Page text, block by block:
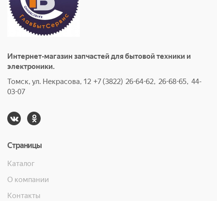
Интернет-магазин запчастей для бытовой техники и
электроники.
Томск, ул. Некрасова, 12 +7 (3822) 26-64-62, 26-68-65, 44-
03-07
Страницы
Каталог
О компании
Контакты